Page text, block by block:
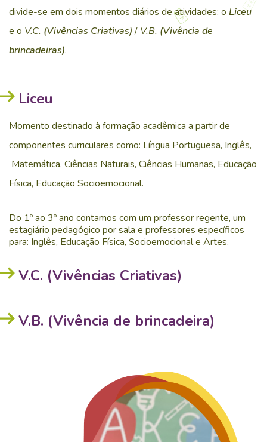
divide-se em dois momentos diários de atividades: o Liceu
e o V.C. (Vivências Criativas)/ V.B. (Vivência de
brincadeiras).
Liceu
Momento destinado à formação acadêmica a partir de
componentes curriculares como: Língua Portuguesa, Inglês,
Matemática, Ciências Naturais, Ciências Humanas, Educação
Física, Educação Socioemocional.
Do 1º ao 3º ano contamos com um professor regente, um
estagiário pedagógico por sala e professores específicos
para: Inglês, Educação Física, Socioemocional e Artes.
V.C. (Vivências Criativas)
V.B. (Vivência de brincadeira)